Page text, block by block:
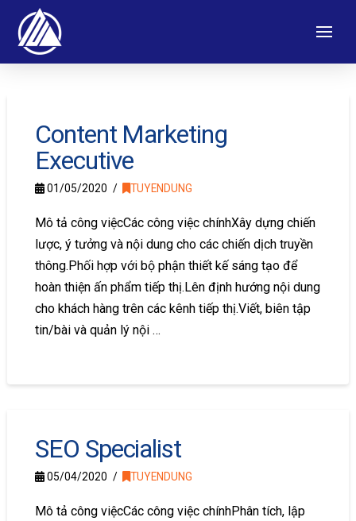
Content Marketing
Executive
01/05/2020 TUYENDUNG
Mô tả công việcCác công việc chínhXây dựng chiến
lược, ý tưởng và nội dung cho các chiến dịch truyền
thông.Phối hợp với bộ phận thiết kế sáng tạo để
hoàn thiện ấn phẩm tiếp thị.Lên định hướng nội dung
cho khách hàng trên các kênh tiếp thị.Viết, biên tập
tin/bài và quản lý nội …
SEO Specialist
05/04/2020 TUYENDUNG
Mô tả công việcCác công việc chínhPhân tích, lập